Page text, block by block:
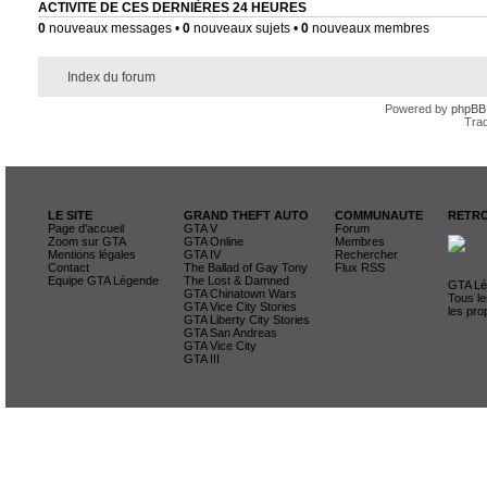
ACTIVITE DE CES DERNIÈRES 24 HEURES
0nouveaux messages • 0nouveaux sujets • 0nouveaux membres
Index du forum
Powered by phpBB
LE SITE
Page d'accueil
Zoom sur GTA
Mentions légales
Contact
Equipe GTA Légende
GRAND THEFT AUTO
GTA V
GTA Online
GTA IV
The Ballad of Gay Tony
The Lost & Damned
GTA Chinatown Wars
GTA Vice City Stories
GTA Liberty City Stories
GTA San Andreas
GTA Vice City
GTA III
COMMUNAUTE
Forum
Membres
Rechercher
Flux RSS
GTA
Tous
les